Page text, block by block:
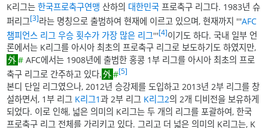
K리그는한국프로축구연맹 산하의 대한민국 프로축구 리그다. 1983년 슈
퍼리그 [3]라는 명칭으로 출범하여 현재에 이르고 있으며, 현재까지 '''AFC
챔피언스 리그 우승 횟수가 가장 많은 리그'''[4]이기도 하다. 국내 일부 언
론에서는 K리그를 아시아 최초의 프로축구 리그로 보도하기도 하였지만,
#AFC에서는 1908년에 출범한 홍콩 1부 리그를 아시아 최초의 프로
축구 리그로 간주하고 있다.
#[5]
본디 단일 리그였으나, 2012년 승강제를 도입하고 2013년 2부 리그를 창
설하면서, 1부 리그 K리그1과 2부 리그 K리그2의 2개 디비전을 보유하게
되었다. 이로 인해, 넓은 의미의 K리그는 두 개의 리그를 포괄하여, 한국
프로축구 리그 전체를 가리키고 있다. 그리고 더 넓은 의미의 K리그는, K